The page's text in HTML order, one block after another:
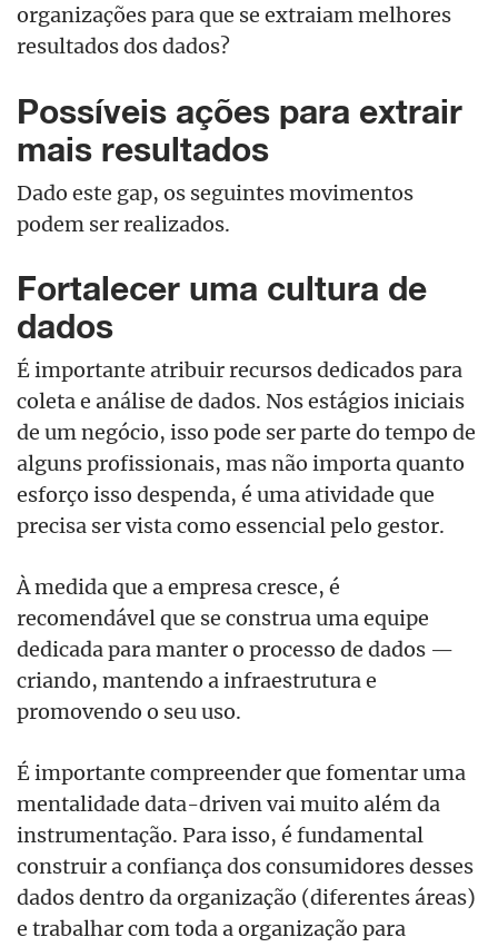
organizações para que se extraiam melhores
resultados dos dados?
Possíveis ações para extrair
mais resultados
Dado este gap, os seguintes movimentos
podem ser realizados.
Fortalecer uma cultura de
dados
É importante atribuir recursos dedicados para
coleta e análise de dados. Nos estágios iniciais
de um negócio, isso pode ser parte do tempo de
alguns profissionais, mas não importa quanto
esforço isso despenda, é uma atividade que
precisa ser vista como essencial pelo gestor.
À medida que a empresa cresce, é
recomendável que se construa uma equipe
dedicada para manter o processo de dados —
criando, mantendo a infraestrutura e
promovendo o seu uso.
É importante compreender que fomentar uma
mentalidade data-driven vai muito além da
instrumentação. Para isso, é fundamental
construir a confiança dos consumidores desses
dados dentro da organização (diferentes áreas)
e trabalhar com toda a organização para